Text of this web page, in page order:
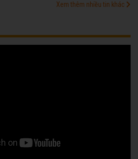
Xem thêm nhiều tin khác